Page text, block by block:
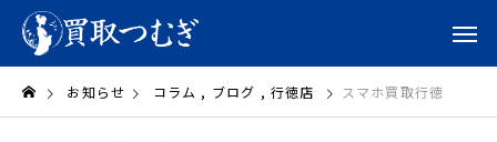
お知らせ コラム ブログ 行徳店 スマホ買取行徳